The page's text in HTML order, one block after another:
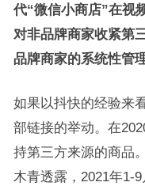
代“微信小商店”在视
对非品牌商家收紧第
品牌商家的系统性管理
如果以抖快的经验来
部链接的举动。在
持第三方来源的商品
木青透露，2021年1-